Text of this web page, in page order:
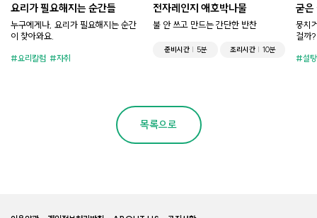
요리가 필요해지는 순간들
누구에게나, 요리가 필요해지는 순간
이 찾아와요.
요리칼럼 자취
전자레인지 애호박나물
불 안 쓰고 만드는 간단한 반찬
준비시간 5분 조리시간 10분
굳은
뭉치
걸까?
설탕
목록으로